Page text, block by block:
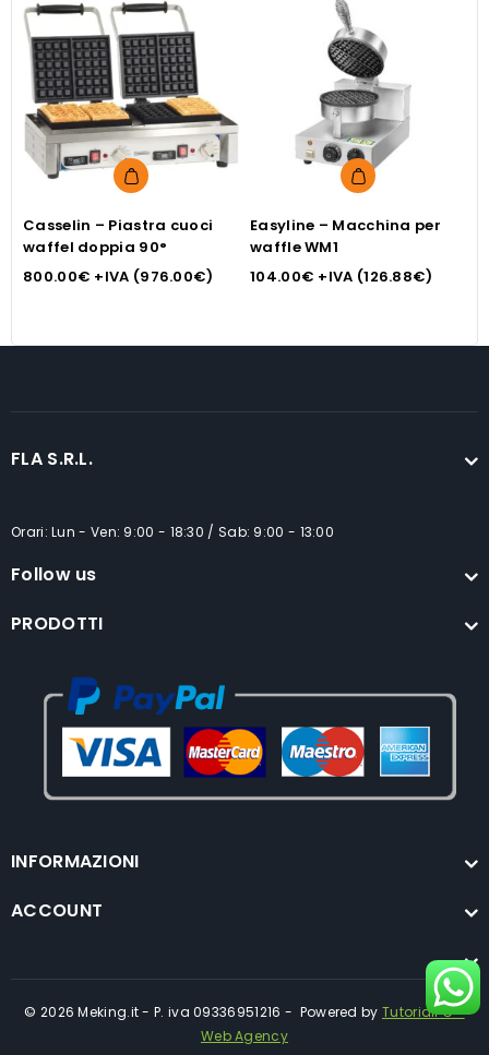
Casselin – Piastra cuoci
waffel doppia 90°
800.00€ +IVA (976.00€)
Easyline – Macchina per
waffle WM1
104.00€ +IVA (126.88€)
FLA S.R.L.
Orari: Lun - Ven: 9:00 - 18:30 / Sab: 9:00 - 13:00
Follow us
PRODOTTI
INFORMAZIONI
ACCOUNT
© 2026 Meking.it - P. iva 09336951216 - Powered by TutorialPC -
Web Agency